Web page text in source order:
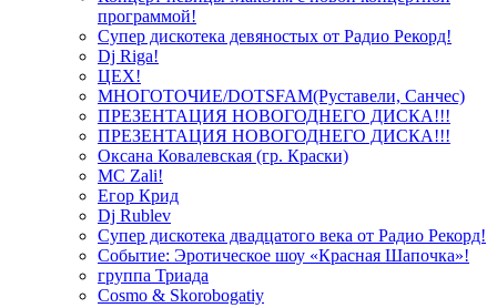
программой!
Супер дискотека девяностых от Радио Рекорд!
Dj Riga!
ЦЕХ!
МНОГОТОЧИЕ/DOTSFAM(Руставели, Санчес)
ПРЕЗЕНТАЦИЯ НОВОГОДНЕГО ДИСКА!!!
ПРЕЗЕНТАЦИЯ НОВОГОДНЕГО ДИСКА!!!
Оксана Ковалевская (гр. Краски)
MC Zali!
Егор Крид
Dj Rublev
Супер дискотека двадцатого века от Радио Рекорд!
Событие: Эротическое шоу «Красная Шапочка»!
группа Триада
Cosmo & Skorobogatiy